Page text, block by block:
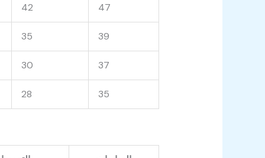
42 47
35 39
30 37
28 35